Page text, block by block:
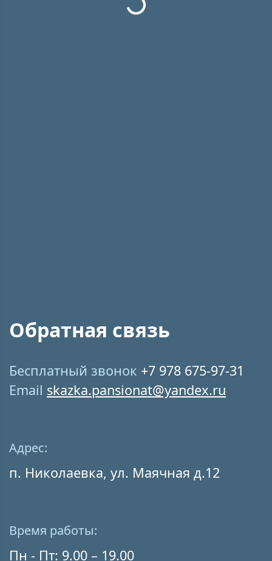
Обратная связь
Бесплатный звонок +7 978 675-97-31
Email skazka.pansionat@yandex.ru
Адрес:
п. Николаевка, ул. Маячная д.12
Время работы:
Пн - Пт: 9.00 – 19.00